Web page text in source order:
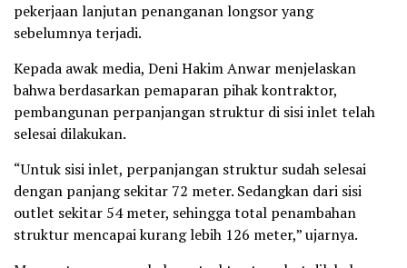
pekerjaan lanjutan penanganan longsor yang
sebelumnya terjadi.
Kepada awak media, Deni Hakim Anwar menjelaskan
bahwa berdasarkan pemaparan pihak kontraktor,
pembangunan perpanjangan struktur di sisi inlet telah
selesai dilakukan.
“Untuk sisi inlet, perpanjangan struktur sudah selesai
dengan panjang sekitar 72 meter. Sedangkan dari sisi
outlet sekitar 54 meter, sehingga total penambahan
struktur mencapai kurang lebih 126 meter,” ujarnya.